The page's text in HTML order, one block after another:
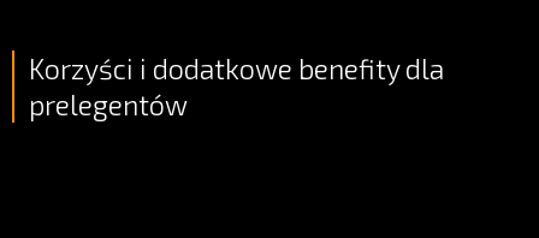
Korzyści i dodatkowe benefity dla
prelegentów